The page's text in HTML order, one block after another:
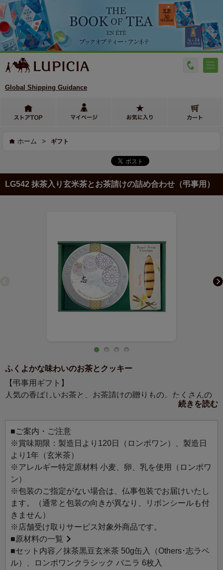
Global Shipping Guidance
ホーム > ギフト
LG542 抹茶入り玄米茶とお茶請けの詰め合わせ（弔事用）
ふくよかな味わいのお茶とクッキー
【弔事用ギフト】
人気の香ばしいお茶と、お茶請けの贈りもの。たくさんの
続きを読む
■ご案内・ご注意
※賞味期限：製造日より120日（ロンポワン）、製造日
より1年（玄米茶）
※アレルギー特定原材料 小麦、卵、乳を使用（ロンポワ
ン）
※包装のご指定がない場合は、仏事包装でお届けいたし
ます。（通常と包装の向きが異なり、リボンシールも付
きません）
※店舗受け取りサービス対象外商品です。
■原材料の一覧
■セット内容／抹茶黒豆玄米茶 50g缶入（Others･志ラベ
ル）、ロンポワンクラシック バニラ 6枚入